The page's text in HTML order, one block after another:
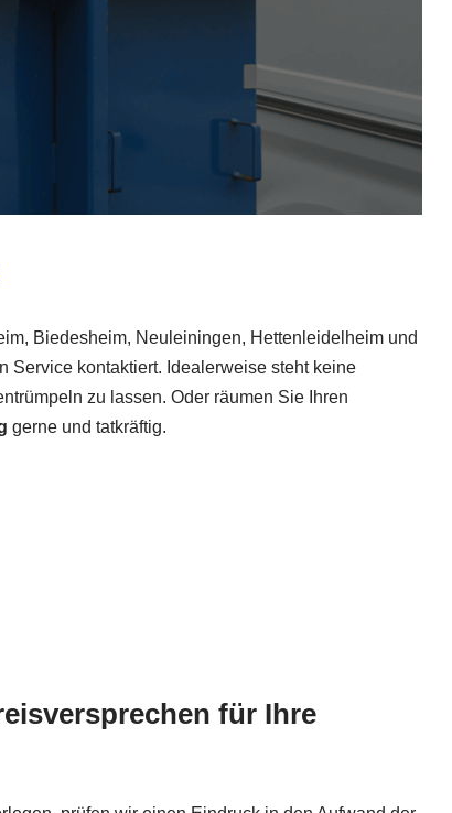
Biedesheim, Neuleiningen, Hettenleidelheim und
Service kontaktiert. Idealerweise steht keine
zu lassen. Oder räumen Sie Ihren
gerne und tatkräftig.
für Ihre